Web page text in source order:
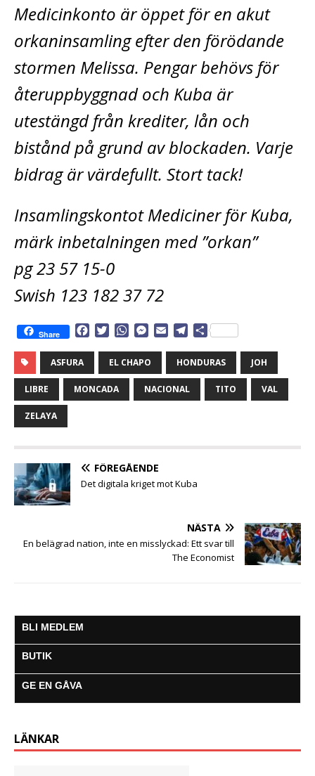
Medicinkonto är öppet för en akut
orkaninsamling­ efter den förödande
stormen Melissa. Pengar behövs för
återuppbyggnad och Kuba är
utestängd från krediter, lån och
bistånd på grund av blockaden. Varje
bidrag är värdefullt. Stort tack!
Insamlingskontot Mediciner för Kuba,
märk inbetalningen med ”orkan”
pg 23 57 15-0
Swish 123 182 37 72
Share
e
b
o
i
t
t
e
W
a
t
A
M
s
s
e
n
i
l
l
e
r
D
l
a
ASFURA EL CHAPO HONDURAS JOH
LIBRE MONCADA NACIONAL TITO VAL
ZELAYA
FÖREGÅENDE
Det digitala kriget mot Kuba
NÄSTA
En belägrad nation, inte en misslyckad: Ett svar till
The Economist
BLI MEDLEM
BUTIK
GE EN GÅVA
LÄNKAR